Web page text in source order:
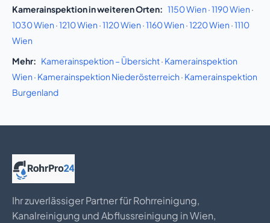
Kamerainspektion in weiteren Orten: 1150 Wien ·1190 Wien ·
1030 Wien ·1210 Wien ·1120 Wien ·1160 Wien ·1220 Wien ·1110
Wien
Mehr: Kamerainspektion – Übersicht· Kamerainspektion
Wien · Kamerainspektion Niederösterreich · Kamerainspektion
Burgenland
Ihr zuverlässiger Partner für Rohrreinigung,
Kanalreinigung und Abflussreinigung in Wien,